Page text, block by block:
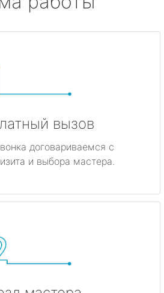
вызов
договариваемся с
и выбора мастера.